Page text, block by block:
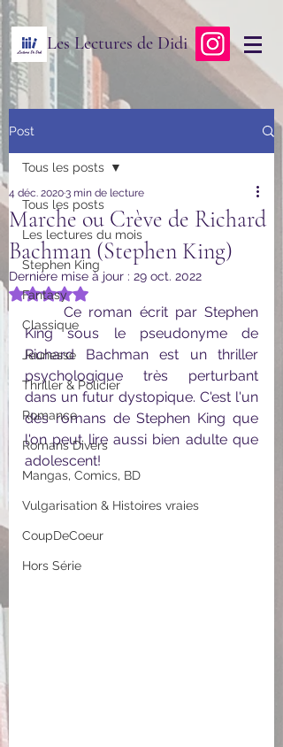
Les Lectures de Didi
Post
Tous les posts
Les lectures du mois
Stephen King
Fantasy
Classique
Jeunesse
Thriller & Policier
Romance
Romans Divers
Mangas, Comics, BD
Vulgarisation & Histoires vraies
CoupDeCoeur
Hors Série
Tous les posts
Marche ou Crève de Richard
Bachman (Stephen King)
4 déc. 20203 min de lecture
Dernière mise à jour : 29 oct. 2022
Noté NaN étoiles sur 5.
	Ce roman écrit par Stephen
King sous le pseudonyme de
Richard Bachman est un thriller
psychologique très perturbant
dans un futur dystopique. C'est l'un
des romans de Stephen King que
l'on peut lire aussi bien adulte que
adolescent!